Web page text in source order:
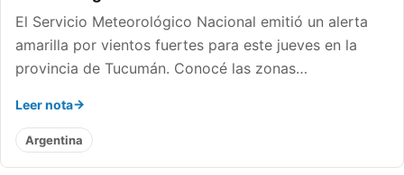
El Servicio Meteorológico Nacional emitió un alerta
amarilla por vientos fuertes para este jueves en la
provincia de Tucumán. Conocé las zonas…
Leer nota
Argentina